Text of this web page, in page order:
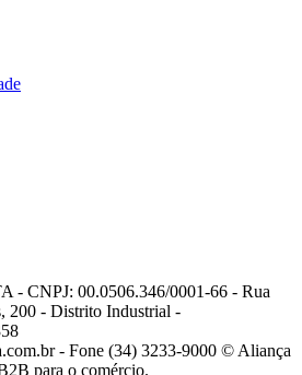
CNPJ: 00.0506.346/0001-66 - Rua
200 - Distrito Industrial -
- Fone (34) 3233-9000 © Aliança
para o comércio.